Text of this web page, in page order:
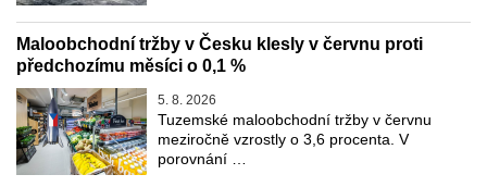
Maloobchodní tržby v Česku klesly v červnu proti
předchozímu měsíci o 0,1 %
5. 8. 2026
Tuzemské maloobchodní tržby v červnu
meziročně vzrostly o 3,6 procenta. V
porovnání …